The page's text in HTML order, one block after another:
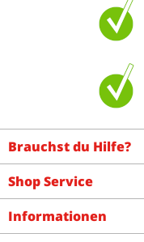
Brauchst du Hilfe?
Shop Service
Informationen